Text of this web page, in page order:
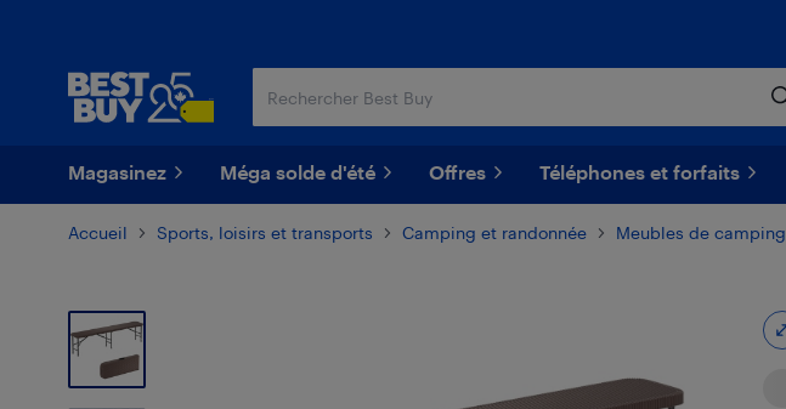
Magasinez Méga solde d'été Offres Téléphones et forfaits
Accueil Sports, loisirs et transports Camping et randonnée Meubles de camping